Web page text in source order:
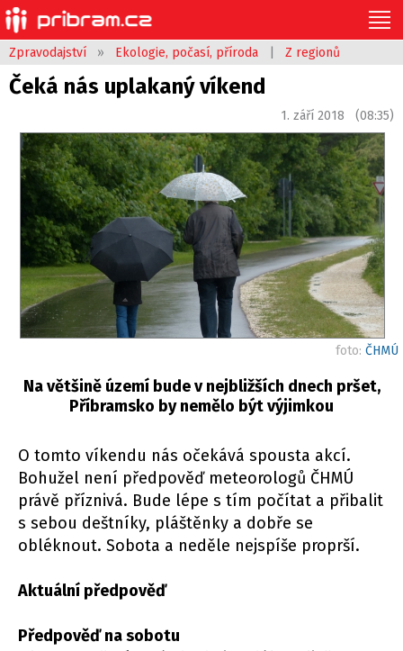
Zpravodajství » Ekologie, počasí, příroda Z regionů
Čeká nás uplakaný víkend
1. září 2018 (08:35)
foto: ČHMÚ
Na většině území bude v nejbližších dnech pršet,
Příbramsko by nemělo být výjimkou
O tomto víkendu nás očekává spousta akcí.
Bohužel není předpověď meteorologů ČHMÚ
právě příznivá. Bude lépe s tím počítat a přibalit
s sebou deštníky, pláštěnky a dobře se
obléknout. Sobota a neděle nejspíše proprší.
Aktuální předpověď
Předpověď na sobotu